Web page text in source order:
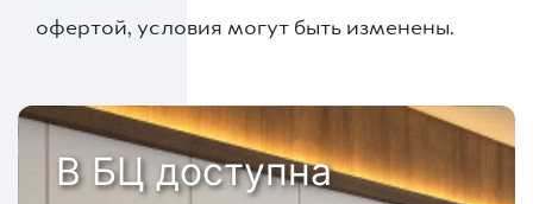
офертой, условия могут быть изменены.
В БЦ доступна